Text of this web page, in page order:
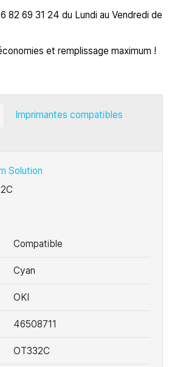
82 69 31 24 du Lundi au Vendredi de
et remplissage maximum !
Imprimantes compatibles
Solution
Compatible
Cyan
OKI
46508711
OT332C